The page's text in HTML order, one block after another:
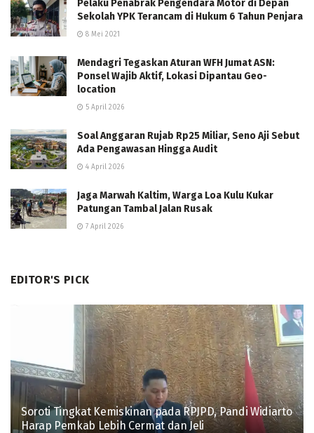
Pelaku Penabrak Pengendara Motor di Depan
Sekolah YPK Terancam di Hukum 6 Tahun Penjara
8 Mei 2021
Mendagri Tegaskan Aturan WFH Jumat ASN:
Ponsel Wajib Aktif, Lokasi Dipantau Geo-
location
5 April 2026
Soal Anggaran Rujab Rp25 Miliar, Seno Aji Sebut
Ada Pengawasan Hingga Audit
4 April 2026
Jaga Marwah Kaltim, Warga Loa Kulu Kukar
Patungan Tambal Jalan Rusak
7 April 2026
EDITOR'S PICK
Soroti Tingkat Kemiskinan pada RPJPD, Pandi Widiarto
Harap Pemkab Lebih Cermat dan Jeli